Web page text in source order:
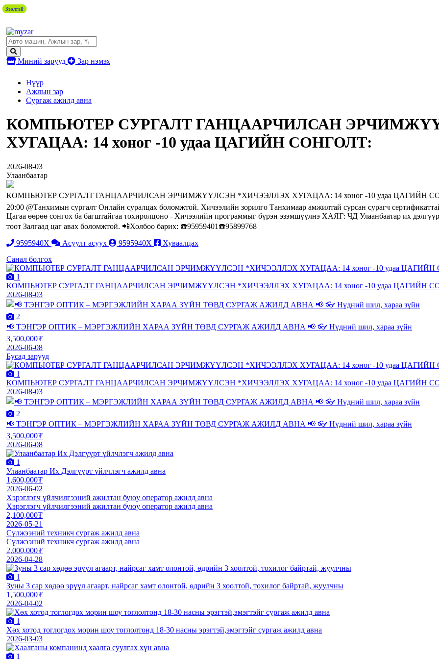
Миний зарууд Зар нэмэх
Нүүр
Ажлын зар
Сургаж ажилд авна
КОМПЬЮТЕР СУРГАЛТ ГАНЦААРЧИЛСАН
ХУГАЦАА: 14 хоног -10 удаа ЦАГИЙН СОНГОЛТ:
2026-08-03
Улаанбаатар
КОМПЬЮТЕР СУРГАЛТ ГАНЦААРЧИЛСАН ЭРЧИМЖҮҮЛСЭН *ХИЧЭЭЛЛЭХ ХУГАЦАА: 14 хоног -10 удаа ЦАГИЙН
20:00 @Танхимын сургалт Онлайн суралцах боломжтой. Хичээлийн зорилго Танхимаар амжилтай сурсан сурагч
Цагаа өөрөө сонгох ба багштайгаа тохиролцоно - Хичээлийн программыг бүрэн эзэмшүүлнэ ХАЯГ: ЧД Улаанбаатар их
тоот Залгаад цаг авах боломжтой. 📲Холбоо барих: ☎️95959401☎️95899768
9595940X
Асуулт асуух 9595940X
Хуваалцах
Санал болгох
1
КОМПЬЮТЕР СУРГАЛТ ГАНЦААРЧИЛСАН ЭРЧИМЖҮҮЛСЭН *ХИЧЭЭЛЛЭХ ХУГАЦАА: 14 хоног -10 удаа ЦАГИЙН
2026-08-03
Зээлтэй
2
📢 ТЭНГЭР ОПТИК – МЭРГЭЖЛИЙН ХАРАА ЗҮЙН ТӨВД СУРГАЖ АЖИЛД АВНА 📢 👓 Нүдний шил, хараа зүйн
3,500,000₮
2026-06-08
Бусад зарууд
1
КОМПЬЮТЕР СУРГАЛТ ГАНЦААРЧИЛСАН ЭРЧИМЖҮҮЛСЭН *ХИЧЭЭЛЛЭХ ХУГАЦАА: 14 хоног -10 удаа ЦАГИЙН
2026-08-03
Зээлтэй
2
📢 ТЭНГЭР ОПТИК – МЭРГЭЖЛИЙН ХАРАА ЗҮЙН ТӨВД СУРГАЖ АЖИЛД АВНА 📢 👓 Нүдний шил, хараа зүйн
3,500,000₮
2026-06-08
Зээлтэй
1
Улаанбаатар Их Дэлгүүрт үйлчлэгч ажилд авна
1,600,000₮
2026-06-02
Хэрэглэгч үйлчилгээний ажилтан буюу оператор ажилд авна
Зээлтэй
Хэрэглэгч үйлчилгээний ажилтан буюу оператор ажилд авна
2,100,000₮
2026-05-21
Сүлжээний техникч сургаж ажилд авна
Зээлтэй
Сүлжээний техникч сургаж ажилд авна
2,000,000₮
2026-04-28
Зээлтэй
1
Зуны 3 сар хөдөө эрүүл агаарт, найрсаг хамт олонтой, өдрийн 3 хоолтой, тохилог байртай, жуулчны
1,500,000₮
2026-04-02
1
Хөх хотод тоглогдох морин шоу тоглолтонд 18-30 насны эрэгтэй,эмэгтэйг сургаж ажилд авна
2026-03-03
1
Зээлтэй
Зээлтэй